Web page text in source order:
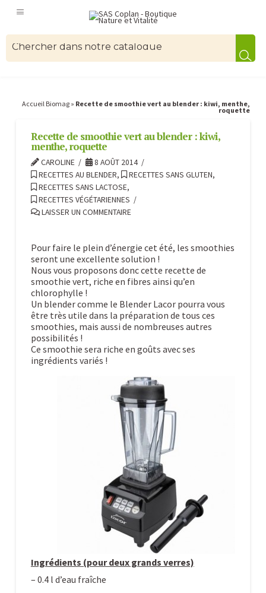
Accueil Biomag » Recette de smoothie vert au blender : kiwi, menthe,
roquette
Recette de smoothie vert au blender : kiwi,
menthe, roquette
CAROLINE
8 AOÛT 2014
RECETTES AU BLENDER, RECETTES SANS GLUTEN,
RECETTES SANS LACTOSE,
RECETTES VÉGÉTARIENNES
LAISSER UN COMMENTAIRE
Pour faire le plein d’énergie cet été, les smoothies
seront une excellente solution !
Nous vous proposons donc cette recette de
smoothie vert, riche en fibres ainsi qu’en
chlorophylle !
Un blender comme le Blender Lacor pourra vous
être très utile dans la préparation de tous ces
smoothies, mais aussi de nombreuses autres
possibilités !
Ce smoothie sera riche en goûts avec ses
ingrédients variés !
Ingrédients (pour deux grands verres)
– 0.4 l d’eau fraîche